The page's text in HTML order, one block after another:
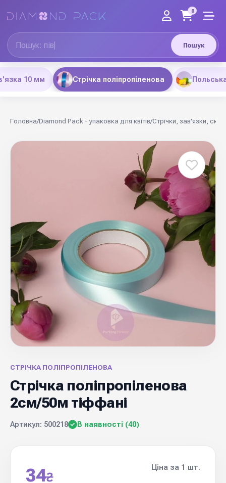
Пошук
0
10 мм Стрічка поліпропіленова
Головна/Diamond Pack - упаковка для квітів/Стрічки, зав'язки,
СТРІЧКА ПОЛІПРОПІЛЕНОВА
Стрічка поліпропіленова
2см/50м тіффані
Артикул: 500218 В наявності (40)
34₴
Ціна за 1 шт.